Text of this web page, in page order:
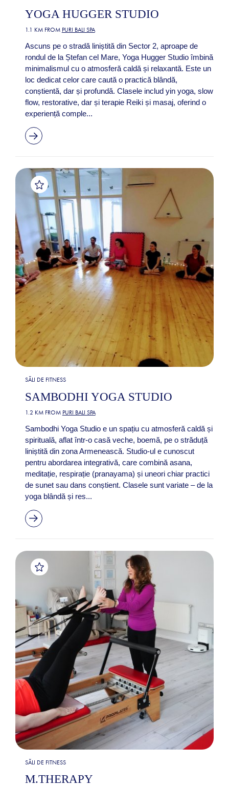
YOGA HUGGER STUDIO
1.1 KM FROM PURI BALI SPA
Ascuns pe o stradă liniștită din Sector 2, aproape de
rondul de la Ștefan cel Mare, Yoga Hugger Studio îmbină
minimalismul cu o atmosferă caldă și relaxantă. Este un
loc dedicat celor care caută o practică blândă,
conștientă, dar și profundă. Clasele includ yin yoga, slow
flow, restorative, dar și terapie Reiki și masaj, oferind o
experiență comple...
SĂLI DE FITNESS
SAMBODHI YOGA STUDIO
1.2 KM FROM PURI BALI SPA
Sambodhi Yoga Studio e un spațiu cu atmosferă caldă și
spirituală, aflat într-o casă veche, boemă, pe o străduță
liniștită din zona Armenească. Studio-ul e cunoscut
pentru abordarea integrativă, care combină asana,
meditație, respirație (pranayama) și uneori chiar practici
de sunet sau dans conștient. Clasele sunt variate – de la
yoga blândă și res...
SĂLI DE FITNESS
M.THERAPY